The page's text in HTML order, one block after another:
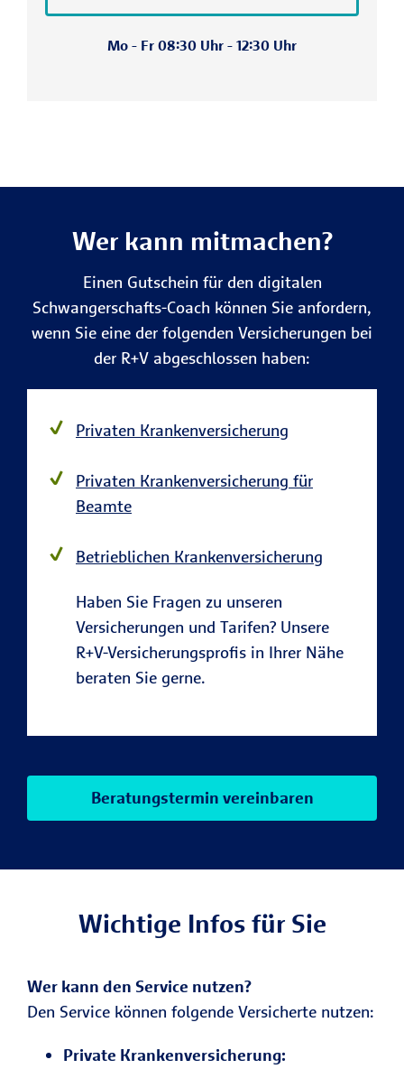
Mo - Fr 08:30 Uhr - 12:30 Uhr
Wer kann mitmachen?
Einen Gutschein für den digitalen
Schwangerschafts-Coach können Sie anfordern,
wenn Sie eine der folgenden Versicherungen bei
der R+V abgeschlossen haben:
Privaten Krankenversicherung
Privaten Krankenversicherung für
Beamte
Betrieblichen Krankenversicherung
Haben Sie Fragen zu unseren
Versicherungen und Tarifen? Unsere
R+V-Versicherungsprofis in Ihrer Nähe
beraten Sie gerne.
Beratungstermin vereinbaren
Wichtige Infos für Sie
Wer kann den Service nutzen?
Den Service können folgende Versicherte nutzen:
Private Krankenversicherung: